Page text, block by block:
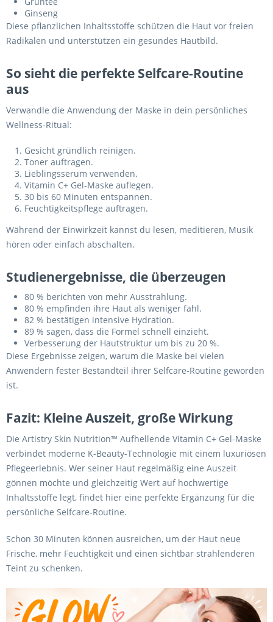
Ginseng
Diese pflanzlichen Inhaltsstoffe schützen die Haut vor freien
Radikalen und unterstützen ein gesundes Hautbild.
So sieht die perfekte Selfcare-Routine
aus
Verwandle die Anwendung der Maske in dein persönliches
Wellness-Ritual:
Gesicht gründlich reinigen.
Toner auftragen.
Lieblingsserum verwenden.
Vitamin C+ Gel-Maske auflegen.
30 bis 60 Minuten entspannen.
Feuchtigkeitspflege auftragen.
Während der Einwirkzeit kannst du lesen, meditieren, Musik
hören oder einfach abschalten.
Studienergebnisse, die überzeugen
80 % berichten von mehr Ausstrahlung.
80 % empfinden ihre Haut als weniger fahl.
82 % bestätigen intensive Hydration.
89 % sagen, dass die Formel schnell einzieht.
Verbesserung der Hautstruktur um bis zu 20 %.
Diese Ergebnisse zeigen, warum die Maske bei vielen
Anwendern fester Bestandteil ihrer Selfcare-Routine geworden
ist.
Fazit: Kleine Auszeit, große Wirkung
Die Artistry Skin Nutrition™ Aufhellende Vitamin C+ Gel-Maske
verbindet moderne K-Beauty-Technologie mit einem luxuriösen
Pflegeerlebnis. Wer seiner Haut regelmäßig eine Auszeit
gönnen möchte und gleichzeitig Wert auf hochwertige
Inhaltsstoffe legt, findet hier eine perfekte Ergänzung für die
persönliche Selfcare-Routine.
Schon 30 Minuten können ausreichen, um der Haut neue
Frische, mehr Feuchtigkeit und einen sichtbar strahlenderen
Teint zu schenken.